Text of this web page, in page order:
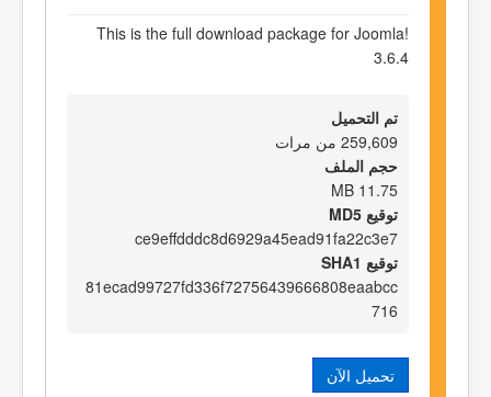
This is the full download package for Joomla!
3.6.4
تم التحميل
259,609 من مرات
حجم الملف
11.75 MB
توقيع MD5
ce9effdddc8d6929a45ead91fa22c3e7
توقيع SHA1
81ecad99727fd336f72756439666808eaabcc
716
تحميل الآن